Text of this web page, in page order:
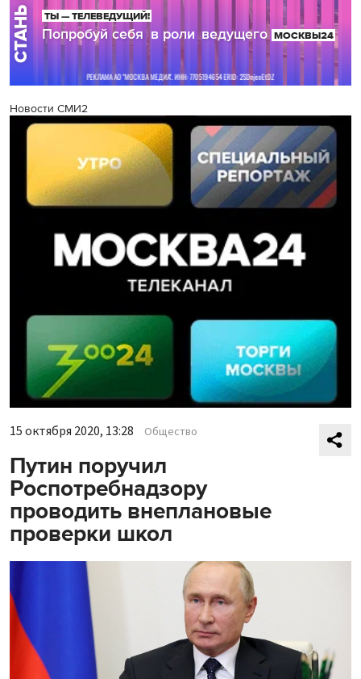
Новости СМИ2
15 октября 2020, 13:28 Общество
Путин поручил
Роспотребнадзору
проводить внеплановые
проверки школ